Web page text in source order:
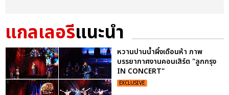
แกลเลอรีแนะนำ
หวานปานน้ำผึ้งเดือนห้า ภาพ
บรรยากาศงานคอนเสิร์ต "ลูกกรุง
IN CONCERT"
EXCLUSIVE